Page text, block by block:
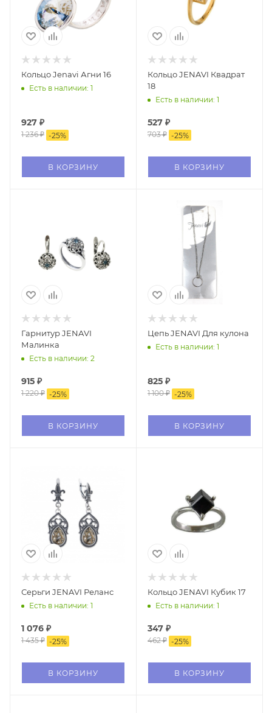
Кольцо Jenavi Агни 16
Есть в наличии: 1
927 ₽
1 236₽ -25%
В КОРЗИНУ
Кольцо JENAVI Квадрат
18
Есть в наличии: 1
527 ₽
703₽ -25%
В КОРЗИНУ
Гарнитур JENAVI
Малинка
Есть в наличии: 2
915 ₽
1 220₽ -25%
В КОРЗИНУ
Цепь JENAVI Для кулона
Есть в наличии: 1
825 ₽
1 100₽ -25%
В КОРЗИНУ
Серьги JENAVI Реланс
Есть в наличии: 1
1 076 ₽
1 435₽ -25%
В КОРЗИНУ
Кольцо JENAVI Кубик 17
Есть в наличии: 1
347 ₽
462₽ -25%
В КОРЗИНУ